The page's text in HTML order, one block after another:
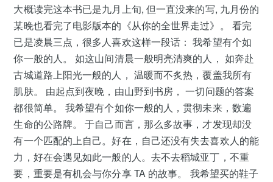
大概读完这本书已是九月上旬, 但一直没来的写, 九月份的
某晚也看完了电影版本的《从你的全世界走过》。 看完
已是凌晨三点，很多人喜欢这样一段话： 我希望有个如
你一般的人。 如这山间清晨一般明亮清爽的人， 如奔赴
古城道路上阳光一般的人， 温暖而不炙热，覆盖我所有
肌肤。 由起点到夜晚，由山野到书房， 一切问题的答案
都很简单。 我希望有个如你一般的人，贯彻未来，数遍
生命的公路牌。 于自己而言，那么多故事，才发现却没
有一个匹配的上自己。好在，自己还没有失去喜欢人的能
力，好在会遇见如此一般的人。去不去稻城亚丁，不重
要，重要是有机会与你分享 TA 的故事。 我希望买的鞋子